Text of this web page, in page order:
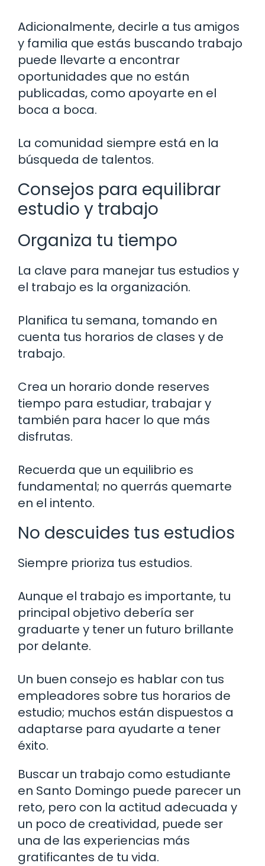
Adicionalmente, decirle a tus amigos
y familia que estás buscando trabajo
puede llevarte a encontrar
oportunidades que no están
publicadas, como apoyarte en el
boca a boca.
La comunidad siempre está en la
búsqueda de talentos.
Consejos para equilibrar
estudio y trabajo
Organiza tu tiempo
La clave para manejar tus estudios y
el trabajo es la organización.
Planifica tu semana, tomando en
cuenta tus horarios de clases y de
trabajo.
Crea un horario donde reserves
tiempo para estudiar, trabajar y
también para hacer lo que más
disfrutas.
Recuerda que un equilibrio es
fundamental; no querrás quemarte
en el intento.
No descuides tus estudios
Siempre prioriza tus estudios.
Aunque el trabajo es importante, tu
principal objetivo debería ser
graduarte y tener un futuro brillante
por delante.
Un buen consejo es hablar con tus
empleadores sobre tus horarios de
estudio; muchos están dispuestos a
adaptarse para ayudarte a tener
éxito.
Buscar un trabajo como estudiante
en Santo Domingo puede parecer un
reto, pero con la actitud adecuada y
un poco de creatividad, puede ser
una de las experiencias más
gratificantes de tu vida.